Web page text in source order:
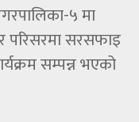
५ मा
परिसरमा सरसफाइ
सम्पन्न भएको